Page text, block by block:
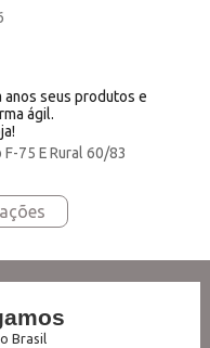
anos seus produtos e
ágil.
75 E Rural 60/83
Brasil